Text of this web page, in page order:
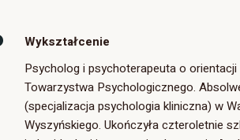
Psychoterapia par
Psychoterapia grupowa
Diagnostyka ADHD
Wykształcenie
Psycholog i psychoterapeuta o
Towarzystwa Psychologicznego.
(specjalizacja psychologia kliniczna) w
Wyszyńskiego. Ukończyła czteroletnie